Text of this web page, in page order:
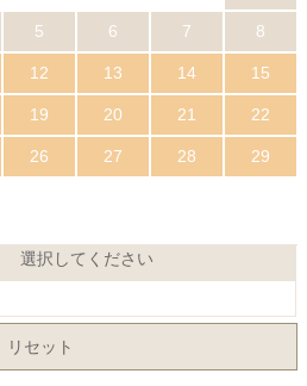
5 6 7 8
12 13 14 15
19 20 21 22
26 27 28 29
選択してください
リセット